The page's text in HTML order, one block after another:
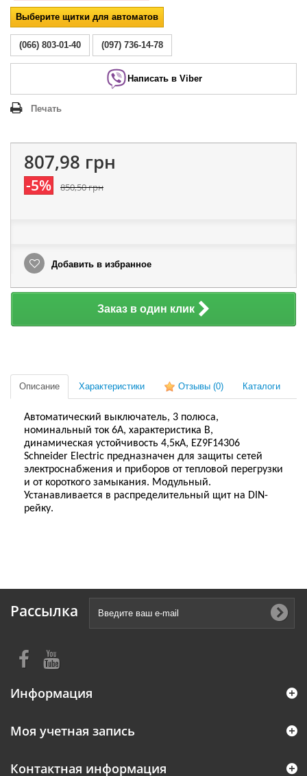
Выберите щитки для автоматов
(066) 803-01-40 (097) 736-14-78
Написать в Viber
Печать
807,98 грн
-5% 850,50 грн
Добавить в избранное
Заказ в один клик
Описание Характеристики Отзывы (0) Каталоги
Автоматический выключатель, 3 полюса,
номинальный ток 6А, характеристика В,
динамическая устойчивость 4,5кА, EZ9F14306
Schneider Electric предназначен для защиты сетей
электроснабжения и приборов от тепловой перегрузки
и от короткого замыкания. Модульный.
Устанавливается в распределительный щит на DIN-
рейку.
Рассылка
Информация
Моя учетная запись
Контактная информация